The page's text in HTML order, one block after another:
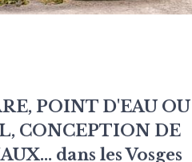
POINT D'EAU OU
CONCEPTION DE
dans les Vosges